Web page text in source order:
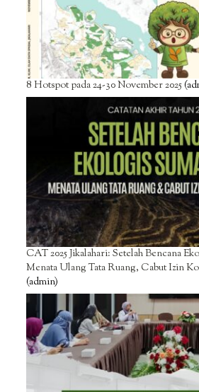
8 Hotspot pada 24-30 November 2025
CAT 2025 Jikalahari: Setelah Bencana
Menata Ulang Tata Ruang, Cabut Izin
(admin)